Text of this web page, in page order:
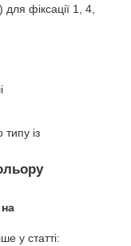
для фіксації 1, 4,
із
у статті: